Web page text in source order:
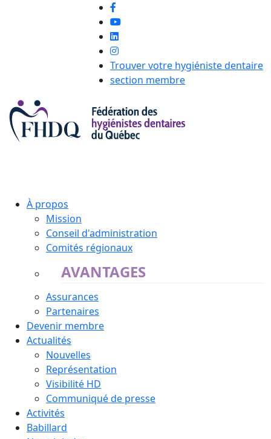
Trouver votre hygiéniste dentaire
section membre
À propos
Mission
Conseil d'administration
Comités régionaux
AVANTAGES
Assurances
Partenaires
Devenir membre
Actualités
Nouvelles
Représentation
Visibilité HD
Communiqué de presse
Activités
Babillard